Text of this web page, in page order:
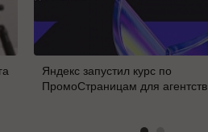
Яндекс запустил курс по
ПромоСтраницам для агентств